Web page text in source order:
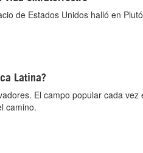
de Estados Unidos halló en
Latina?
El campo popular cada vez
camino.